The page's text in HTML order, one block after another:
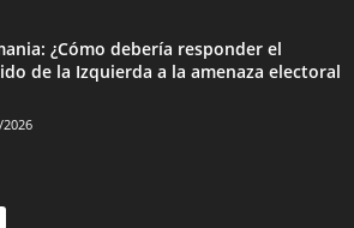
¿Cómo debería responder el
de la Izquierda a la amenaza electoral